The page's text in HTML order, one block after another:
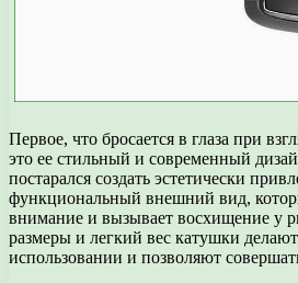
Первое, что бросается в глаза при
это ее стильный и современный
постарался создать эстетически
функциональный внешний вид,
внимание и вызывает восхищение у
размеры и легкий вес катушки
использовании и позволяют